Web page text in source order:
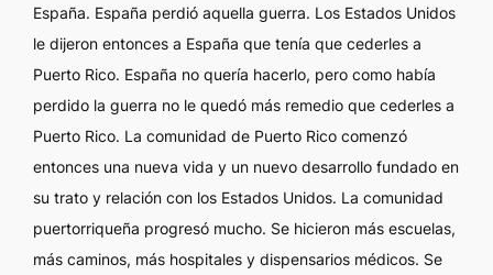
España. España perdió aquella guerra. Los Estados Unidos
le dijeron entonces a España que tenía que cederles a
Puerto Rico. España no quería hacerlo, pero como había
perdido la guerra no le quedó más remedio que cederles a
Puerto Rico. La comunidad de Puerto Rico comenzó
entonces una nueva vida y un nuevo desarrollo fundado en
su trato y relación con los Estados Unidos. La comunidad
puertorriqueña progresó mucho. Se hicieron más escuelas,
más caminos, más hospitales y dispensarios médicos. Se